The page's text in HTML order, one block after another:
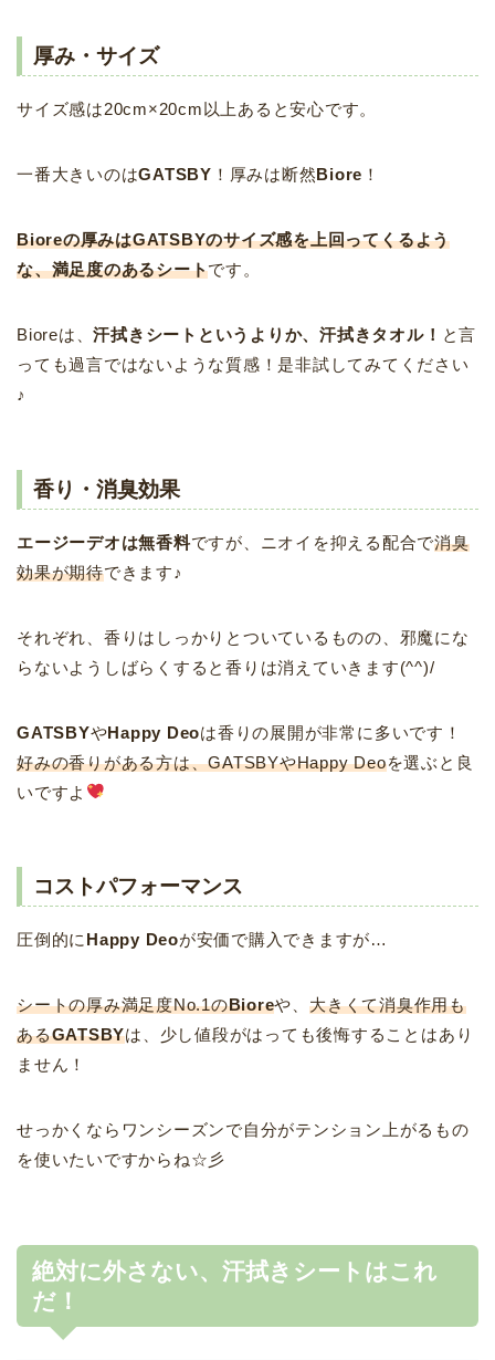
厚み・サイズ
サイズ感は20cm×20cm以上あると安心です。
一番大きいのはGATSBY ！厚みは断然 Biore ！
Bioreの厚みはGATSBYのサイズ感を上回ってくるよう
な、満足度のあるシートです。
Bioreは、汗拭きシートというよりか、汗拭きタオル！ と言
っても過言ではないような質感！是非試してみてください
♪
香り・消臭効果
エージーデオは無香料ですが、ニオイを抑える配合で消臭
効果が期待できます♪
それぞれ、香りはしっかりとついているものの、邪魔にな
らないようしばらくすると香りは消えていきます(^^)/
GATSBYやHappy Deoは香りの展開が非常に多いです！
好みの香りがある方は、GATSBYやHappy Deoを選ぶと良
いですよ
コストパフォーマンス
圧倒的に Happy Deoが安価で購入できますが…
シートの厚み満足度No.1のBioreや、 大きくて消臭作用も
あるGATSBYは、少し値段がはっても後悔することはあり
ません！
せっかくならワンシーズンで自分がテンション上がるもの
を使いたいですからね☆彡
絶対に外さない、汗拭きシートはこれ
だ！